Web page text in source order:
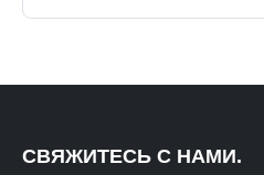
precision-woven structure that
СВЯЖИТЕСЬ С НАМИ.